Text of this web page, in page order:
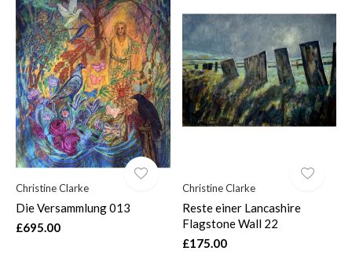
Christine Clarke
Die Versammlung 013
£695.00
Christine Clarke
Reste einer Lancashire
Flagstone Wall 22
£175.00